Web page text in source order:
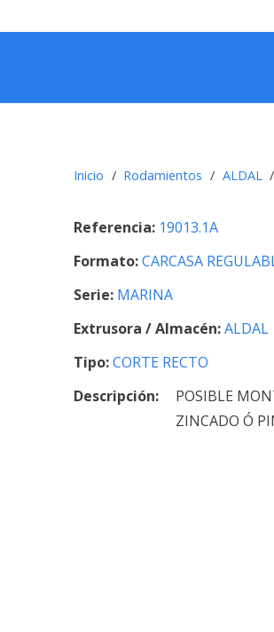
Inicio / Rodamientos / ALDAL /
Referencia: 19013.1A
Formato:CARCASA
Serie: MARINA
Extrusora / Almacén:ALDAL
Tipo:CORTE RECTO
Descripción:
POSIBLE
ZINCADO Ó